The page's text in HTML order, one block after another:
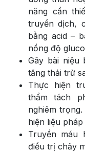
năng cần
truyền dịch,
bằng acid –
nồng độ
Gây bài niệu
tăng thải trừ
Thực hiện
thẩm tách
nghiêm
hiện liệu
Truyền máu
điều trị chảy